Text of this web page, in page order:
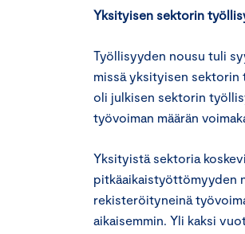
Yksityisen sektorin
Työllisyyden nousu tuli
missä yksityisen sektorin
oli julkisen sektorin
työvoiman määrän
Yksityistä sektoria
pitkäaikaistyöttömyyden
rekisteröityneinä
aikaisemmin. Yli kaksi